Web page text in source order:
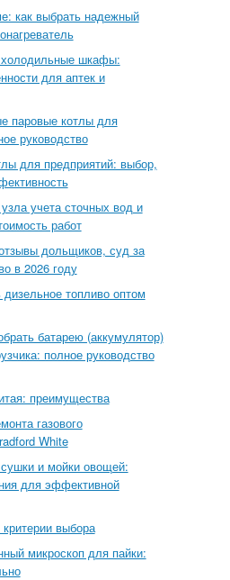
как выбрать надежный
шкафы:
для аптек и
паровые котлы для
руководство
для предприятий: выбор,
учета сточных вод и
работ
дольщиков, суд за
в 2026 году
дизельное топливо оптом
батарею (аккумулятор)
полное руководство
преимущества
газового
White
и мойки овощей:
для эффективной
выбора
микроскоп для пайки: